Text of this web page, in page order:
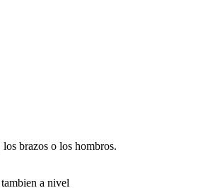
brazos o los hombros.
a nivel